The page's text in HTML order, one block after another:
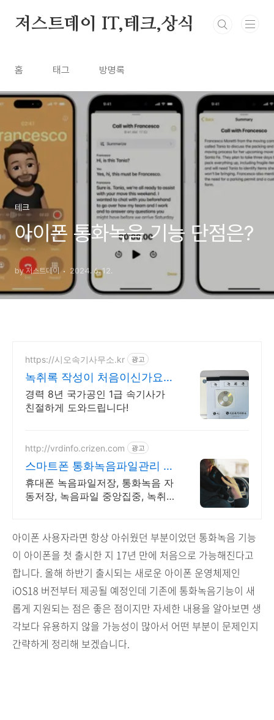
저스트데이 IT,테크,상식
홈 태그 방명록
테크
아이폰 통화녹음 기능 단점은?
by 저스트데이 2024. 6. 12.
https://시오속기사무소.kr 광고
녹취록 작성이 처음이신가요?
비밀 엄수, 온라인 접수
경력 8년 국가공인 1급 속기사가
친절하게 도와드립니다!
http://vrdinfo.crizen.com 광고
스마트폰 통화녹음파일관리 금
소법 대응 녹음관리
휴대폰 녹음파일저장, 통화녹음 자
동저장, 녹음파일 중앙집중, 녹취
아이폰 사용자라면 항상 아쉬웠던 부분이었던 통화녹음 기능
이 아이폰을 첫 출시한 지 17년 만에 처음으로 가능해진다고
합니다. 올해 하반기 출시되는 새로운 아이폰 운영체제인
iOS18 버전부터 제공될 예정인데 기존에 통화녹음기능이 새
롭게 지원되는 점은 좋은 점이지만 자세한 내용을 알아보면 생
각보다 유용하지 않을 가능성이 많아서 어떤 부분이 문제인지
간략하게 정리해 보겠습니다.